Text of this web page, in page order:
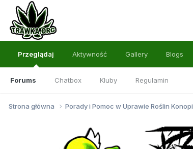
Przeglądaj
Forums Chatbox Kluby Regulamin
Aktywność Gallery Blogs
Strona główna Porady i Pomoc w Uprawie Roślin Konopi